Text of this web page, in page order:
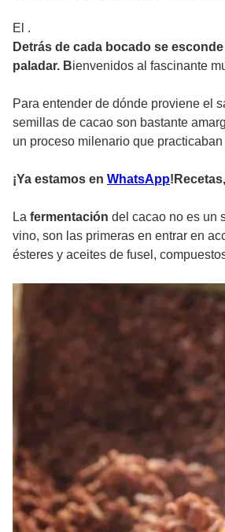
El .
Detrás de cada bocado se
paladar. Bienvenidos al fascinante
Para entender de dónde proviene el
semillas de cacao son bastante
un proceso milenario que
¡Ya estamos en WhatsApp
La fermentación del cacao no es un
vino, son las primeras en entrar en
ésteres y aceites de fusel,